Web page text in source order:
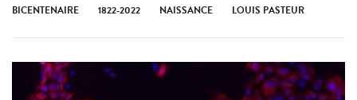
BICENTENAIRE 1822-2022 NAISSANCE LOUIS PASTEUR